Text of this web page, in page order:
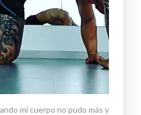
mi cuerpo no pudo más y